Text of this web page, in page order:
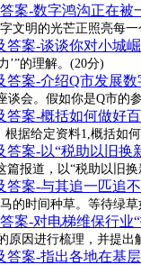
案-数字鸿沟正在被
文明的光芒正照亮
答案-谈谈你对小城
’”的理解。(20分)
答案-介绍Q市发展
会。假如你是Q市
答案-概括如何做好
据给定资料1,概括如
答案-以“税助以旧换
报道，以“税助以旧
答案-与其追一匹追
的时间种草。等待绿
案-对电梯维保行业
原因进行梳理，并提出
答案-指出各地在基